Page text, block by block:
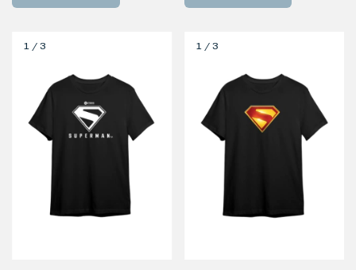
1 / 3 1/ 3